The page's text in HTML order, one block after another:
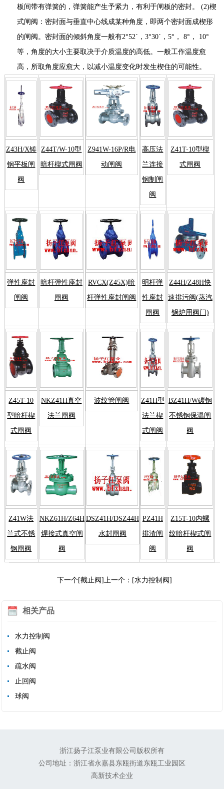
板间带有弹簧的，弹簧能产生予紧力，有利于闸板的密封。 (2)楔
式闸阀：密封面与垂直中心线成某种角度，即两个密封面成楔形
的闸阀。密封面的倾斜角度一般有2°52´，3°30´，5°， 8°， 10°
等，角度的大小主要取决于介质温度的高低。一般工作温度愈
高，所取角度应愈大，以减小温度变化时发生楔住的可能性。
Z43H/X铸
钢平板闸
阀
Z44T/W-10型
暗杆楔式闸阀
Z941W-16P/R电
动闸阀
高压法
兰连接
钢制闸
阀
Z41T-10型楔
式闸阀
弹性座封
闸阀
暗杆弹性座封
闸阀
RVCX(Z45X)暗
杆弹性座封闸阀
明杆弹
性座封
闸阀
Z44H/Z48H快
速排污阀(蒸汽
锅炉用阀门)
Z45T-10
型暗杆楔
式闸阀
NKZ41H真空
法兰闸阀
波纹管闸阀
Z41H型
法兰楔
式闸阀
BZ41H/W碳钢
不锈钢保温闸
阀
Z41W法
兰式不锈
钢闸阀
NKZ61H/Z64H
焊接式真空闸
阀
DSZ41H/DSZ44H
水封闸阀
PZ41H
排渣闸
阀
Z15T-10内螺
纹暗杆楔式闸
阀
下一个[截止阀]上一个：[水力控制阀]
相关产品
水力控制阀
截止阀
疏水阀
止回阀
球阀
浙江扬子江泵业有限公司版权所有
公司地址：浙江省永嘉县东瓯街道东瓯工业园区
高新技术企业